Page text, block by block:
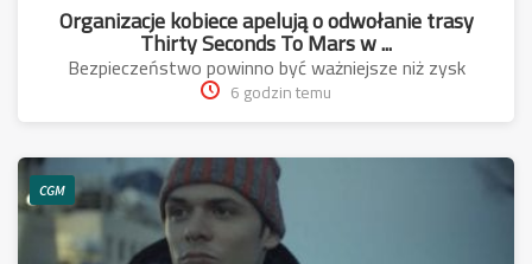
Organizacje kobiece apelują o odwołanie trasy
Thirty Seconds To Mars w ...
Bezpieczeństwo powinno być ważniejsze niż zysk
6 godzin temu
CGM